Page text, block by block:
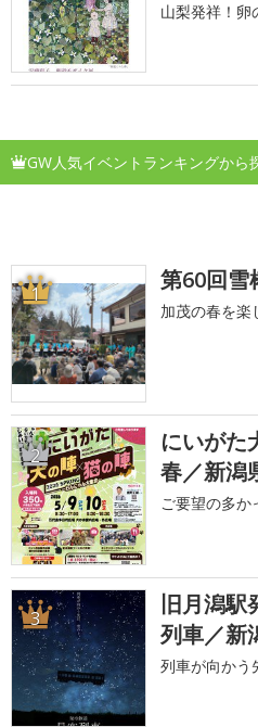
山梨発祥！卵
GW人気イベントランキングから
1 第60回雪
加茂の春を楽
2
にいがた
春／新潟
ご要望の多か
3
旧月潟
列車／新
列車が向かう